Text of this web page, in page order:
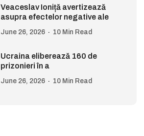
Veaceslav Ioniță avertizează
asupra efectelor negative ale
June 26, 2026 10 Min Read
Ucraina eliberează 160 de
prizonieri în a
June 26, 2026 10 Min Read